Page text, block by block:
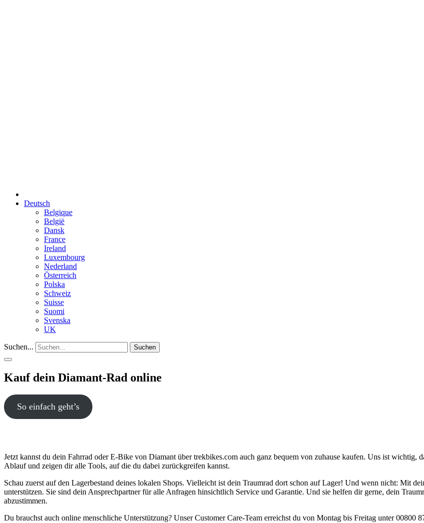
Deutsch
Belgique
België
Dansk
France
Ireland
Luxembourg
Nederland
Österreich
Polska
Schweiz
Suisse
Suomi
Svenska
UK
Suchen... Suchen
Kauf dein Diamant-Rad online
So einfach geht’s
Jetzt kannst du dein Fahrrad oder E-Bike von Diamant über trekbikes.com auch ganz bequem von zuhause kaufen. Uns ist
Ablauf und zeigen dir alle Tools, auf die du dabei zurückgreifen kannst.
Schau zuerst auf den Lagerbestand deines lokalen Shops. Vielleicht ist dein Traumrad dort schon auf Lager! Und wenn nicht: Mit
unterstützen. Sie sind dein Ansprechpartner für alle Anfragen hinsichtlich Service und Garantie. Und sie helfen dir gerne, dein
abzustimmen.
Du brauchst auch online menschliche Unterstützung? Unser Customer Care-Team erreichst du von Montag bis Freitag unter 00800